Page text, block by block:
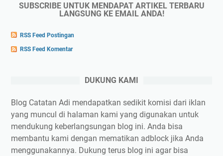
SUBSCRIBE UNTUK MENDAPAT ARTIKEL TERBARU
LANGSUNG KE EMAIL ANDA!
RSS Feed Postingan
RSS Feed Komentar
DUKUNG KAMI
Blog Catatan Adi mendapatkan sedikit komisi dari iklan
yang muncul di halaman kami yang digunakan untuk
mendukung keberlangsungan blog ini. Anda bisa
membantu kami dengan mematikan adblock jika Anda
menggunakannya. Dukung terus blog ini agar bisa